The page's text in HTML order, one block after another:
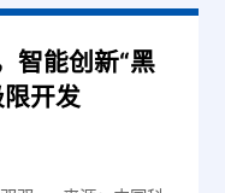
智能创新“黑
开发